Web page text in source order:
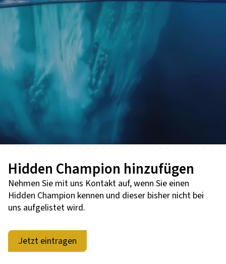
Hidden Champion hinzufügen
Nehmen Sie mit uns Kontakt auf, wenn Sie einen
Hidden Champion kennen und dieser bisher nicht bei
uns aufgelistet wird.
Jetzt eintragen